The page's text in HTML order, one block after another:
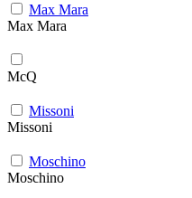
Max Mara
Max Mara
McQ
Missoni
Missoni
Moschino
Moschino